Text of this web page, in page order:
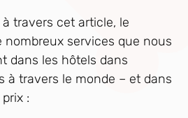
travers cet article, le
nombreux services que nous
dans les hôtels dans
à travers le monde – et dans
: